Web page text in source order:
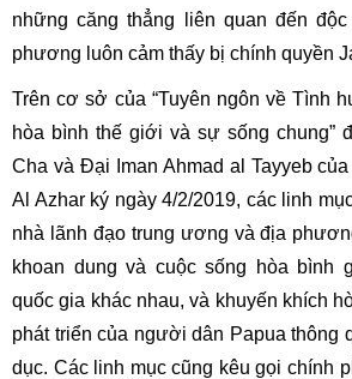
những căng thẳng liên quan đến
phương luôn cảm thấy bị chính quyền
Trên cơ sở của “Tuyên ngôn về Tình
hòa bình thế giới và sự sống chung”
Cha và Đại Iman Ahmad al Tayyeb
Al Azhar ký ngày 4/2/2019, các linh
nhà lãnh đạo trung ương và địa
khoan dung và cuộc sống hòa bình
quốc gia khác nhau, và khuyến khích
phát triển của người dân Papua thông
dục. Các linh mục cũng kêu gọi chính